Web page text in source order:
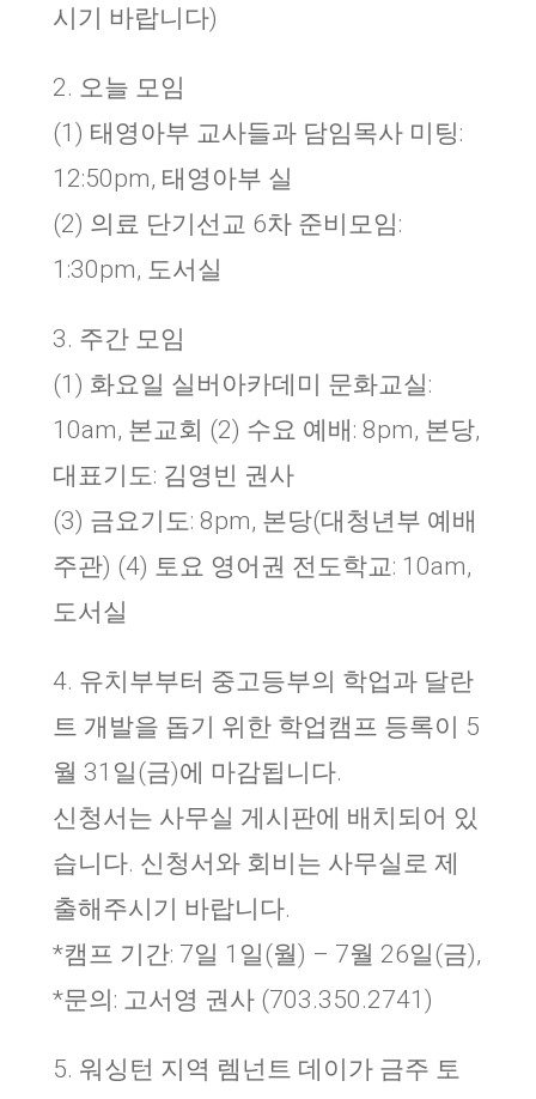
시기 바랍니다)
2. 오늘 모임
(1) 태영아부 교사들과 담임목사 미팅:
12:50pm, 태영아부 실
(2) 의료 단기선교 6차 준비모임:
1:30pm, 도서실
3. 주간 모임
(1) 화요일 실버아카데미 문화교실:
10am, 본교회 (2) 수요 예배: 8pm, 본당,
대표기도: 김영빈 권사
(3) 금요기도: 8pm, 본당(대청년부 예배
주관) (4) 토요 영어권 전도학교: 10am,
도서실
4. 유치부부터 중고등부의 학업과 달란
트 개발을 돕기 위한 학업캠프 등록이 5
월 31일(금)에 마감됩니다.
신청서는 사무실 게시판에 배치되어 있
습니다. 신청서와 회비는 사무실로 제
출해주시기 바랍니다.
*캠프 기간: 7일 1일(월) – 7월 26일(금),
*문의: 고서영 권사 (703.350.2741)
5. 워싱턴 지역 렘넌트 데이가 금주 토